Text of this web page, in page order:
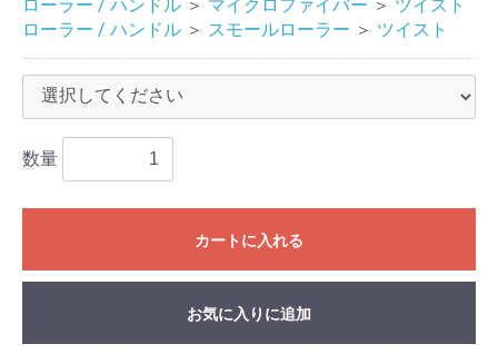
ローラー / ハンドル ＞ マイクロファイバー ＞ ツイスト
ローラー / ハンドル ＞ スモールローラー ＞ ツイスト
数量
カートに入れる
お気に入りに追加